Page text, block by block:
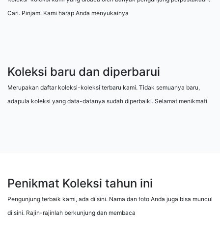
Cari. Pinjam. Kami harap Anda menyukainya
Koleksi baru dan diperbarui
Merupakan daftar koleksi-koleksi terbaru kami. Tidak semuanya baru,
adapula koleksi yang data-datanya sudah diperbaiki. Selamat menikmati
Penikmat Koleksi tahun ini
Pengunjung terbaik kami, ada di sini. Nama dan foto Anda juga bisa muncul
di sini. Rajin-rajinlah berkunjung dan membaca